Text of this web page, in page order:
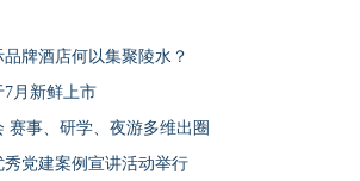
牌酒店何以集聚陵水？
月新鲜上市
赛事、研学、夜游多维出圈
党建案例宣讲活动举行